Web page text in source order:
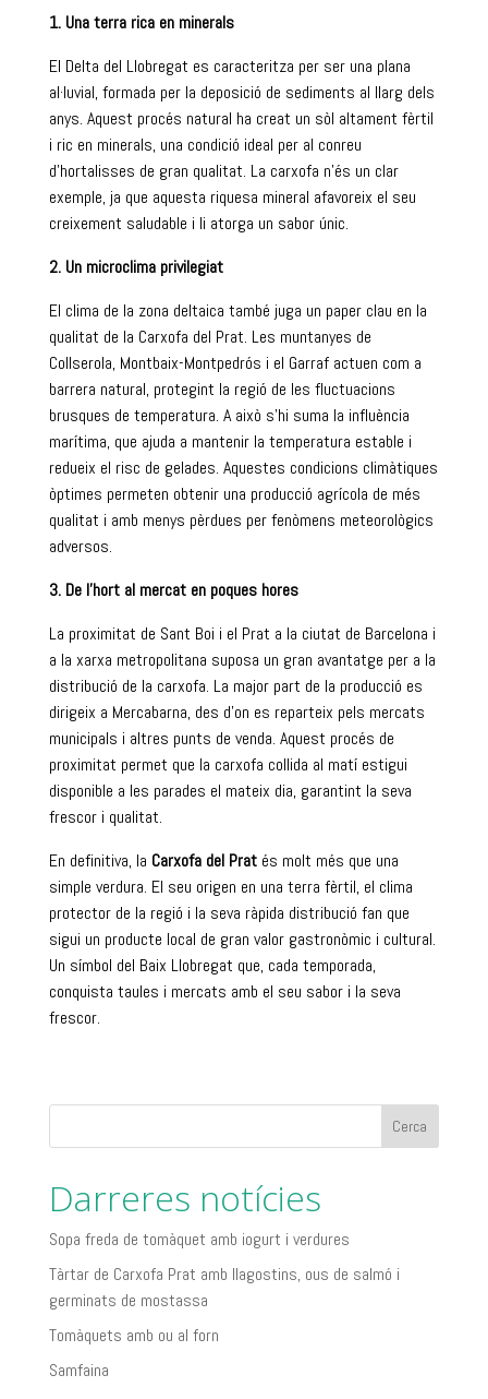
1. Una terra rica en minerals
El Delta del Llobregat es caracteritza per ser una plana
al·luvial, formada per la deposició de sediments al llarg dels
anys. Aquest procés natural ha creat un sòl altament fèrtil
i ric en minerals, una condició ideal per al conreu
d’hortalisses de gran qualitat. La carxofa n’és un clar
exemple, ja que aquesta riquesa mineral afavoreix el seu
creixement saludable i li atorga un sabor únic.
2. Un microclima privilegiat
El clima de la zona deltaica també juga un paper clau en la
qualitat de la Carxofa del Prat. Les muntanyes de
Collserola, Montbaix-Montpedrós i el Garraf actuen com a
barrera natural, protegint la regió de les fluctuacions
brusques de temperatura. A això s’hi suma la influència
marítima, que ajuda a mantenir la temperatura estable i
redueix el risc de gelades. Aquestes condicions climàtiques
òptimes permeten obtenir una producció agrícola de més
qualitat i amb menys pèrdues per fenòmens meteorològics
adversos.
3. De l’hort al mercat en poques hores
La proximitat de Sant Boi i el Prat a la ciutat de Barcelona i
a la xarxa metropolitana suposa un gran avantatge per a la
distribució de la carxofa. La major part de la producció es
dirigeix a Mercabarna, des d’on es reparteix pels mercats
municipals i altres punts de venda. Aquest procés de
proximitat permet que la carxofa collida al matí estigui
disponible a les parades el mateix dia, garantint la seva
frescor i qualitat.
En definitiva, la Carxofa del Pratés molt més que una
simple verdura. El seu origen en una terra fèrtil, el clima
protector de la regió i la seva ràpida distribució fan que
sigui un producte local de gran valor gastronòmic i cultural.
Un símbol del Baix Llobregat que, cada temporada,
conquista taules i mercats amb el seu sabor i la seva
frescor.
Cerca
Darreres notícies
Sopa freda de tomàquet amb iogurt i verdures
Tàrtar de Carxofa Prat amb llagostins, ous de salmó i
germinats de mostassa
Tomàquets amb ou al forn
Samfaina